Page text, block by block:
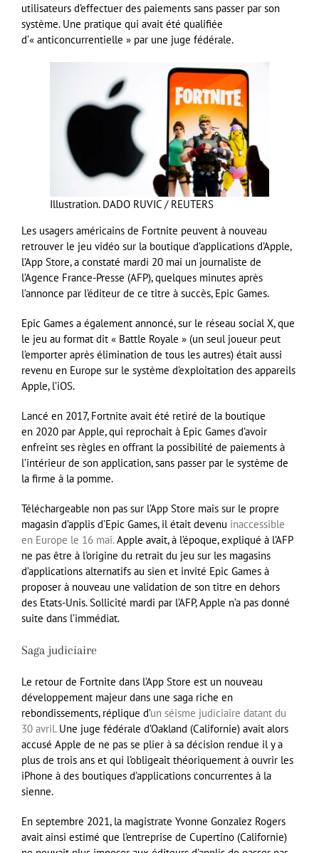
utilisateurs d’effectuer des paiements sans passer par son
système. Une pratique qui avait été qualifiée
d’« anticoncurrentielle » par une juge fédérale.
Illustration. DADO RUVIC / REUTERS
Les usagers américains de Fortnite peuvent à nouveau
retrouver le jeu vidéo sur la boutique d’applications d’Apple,
l’App Store, a constaté mardi 20 mai un journaliste de
l’Agence France-Presse (AFP), quelques minutes après
l’annonce par l’éditeur de ce titre à succès, Epic Games.
Epic Games a également annoncé, sur le réseau social X, que
le jeu au format dit « Battle Royale » (un seul joueur peut
l’emporter après élimination de tous les autres) était aussi
revenu en Europe sur le système d’exploitation des appareils
Apple, l’iOS.
Lancé en 2017, Fortnite avait été retiré de la boutique
en 2020 par Apple, qui reprochait à Epic Games d’avoir
enfreint ses règles en offrant la possibilité de paiements à
l’intérieur de son application, sans passer par le système de
la firme à la pomme.
Téléchargeable non pas sur l’App Store mais sur le propre
magasin d’applis d’Epic Games, il était devenu inaccessible
en Europe le 16 mai.Apple avait, à l’époque, expliqué à l’AFP
ne pas être à l’origine du retrait du jeu sur les magasins
d’applications alternatifs au sien et invité Epic Games à
proposer à nouveau une validation de son titre en dehors
des Etats-Unis. Sollicité mardi par l’AFP, Apple n’a pas donné
suite dans l’immédiat.
Saga judiciaire
Le retour de Fortnite dans l’App Store est un nouveau
développement majeur dans une saga riche en
rebondissements, réplique d’un séisme judiciaire datant du
30 avril.Une juge fédérale d’Oakland (Californie) avait alors
accusé Apple de ne pas se plier à sa décision rendue il y a
plus de trois ans et qui l’obligeait théoriquement à ouvrir les
iPhone à des boutiques d’applications concurrentes à la
sienne.
En septembre 2021, la magistrate Yvonne Gonzalez Rogers
avait ainsi estimé que l’entreprise de Cupertino (Californie)